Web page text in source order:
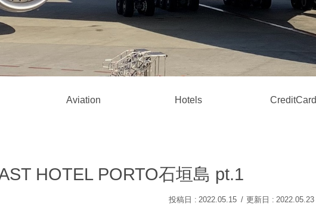
Aviation Hotels CreditCard
HOTEL PORTO石垣島 pt.1
2022.05.15 2022.05.23